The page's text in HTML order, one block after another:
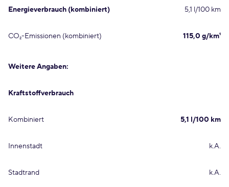
Energieverbrauch (kombiniert) 5,1 l/100 km
CO₂-Emissionen (kombiniert) 115,0 g/km¹
Weitere Angaben:
Kraftstoffverbrauch
Kombiniert 5,1 l/100 km
Innenstadt k.A.
Stadtrand k.A.